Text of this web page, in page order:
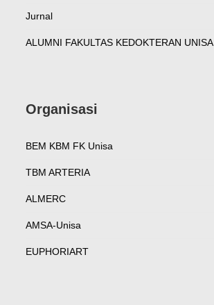
Jurnal
ALUMNI FAKULTAS KEDOKTERAN UNISA
Organisasi
BEM KBM FK Unisa
TBM ARTERIA
ALMERC
AMSA-Unisa
EUPHORIART